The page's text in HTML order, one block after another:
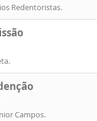
Redentoristas.
Campos.